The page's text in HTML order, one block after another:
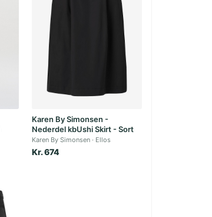
Karen By Simonsen -
Nederdel kbUshi Skirt - Sort
Karen By Simonsen Ellos
Kr. 674